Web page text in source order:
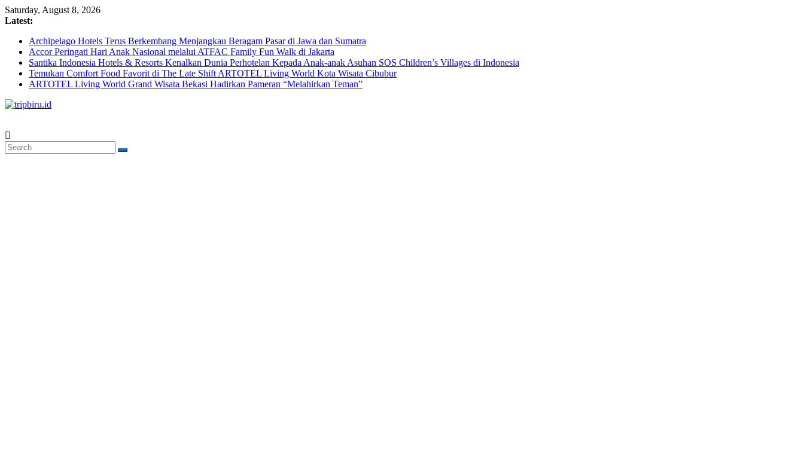
Skip
to
Saturday, August 8, 2026
Latest:
Archipelago Hotels Terus Berkembang Menjangkau Beragam Pasar di Jawa dan Sumatra
Accor Peringati Hari Anak Nasional melalui ATFAC Family Fun Walk di Jakarta
Santika Indonesia Hotels & Resorts Kenalkan Dunia Perhotelan Kepada Anak-anak Asuhan SOS Children’s Villages di Indonesia
Temukan Comfort Food Favorit di The Late Shift ARTOTEL Living World Kota Wisata Cibubur
ARTOTEL Living World Grand Wisata Bekasi Hadirkan Pameran “Melahirkan Teman”